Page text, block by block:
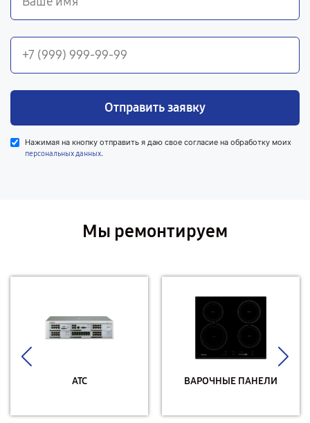
Отправить заявку
Нажимая на кнопку отправить я даю свое согласие на обработку моих
персональных данных.
Мы ремонтируем
АТС ВАРОЧНЫЕ ПАНЕЛИ